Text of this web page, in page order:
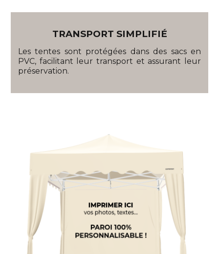
TRANSPORT SIMPLIFIÉ
Les tentes sont protégées dans des sacs en
PVC, facilitant leur transport et assurant leur
préservation.